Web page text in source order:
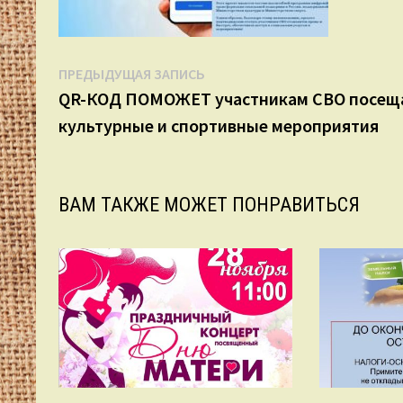
Навигация
по
записям
ПРЕДЫДУЩАЯ ЗАПИСЬ
запись:
QR-КОД ПОМОЖЕТ участникам СВО
культурные и спортивные мероприятия
ВАМ ТАКЖЕ МОЖЕТ ПОНРАВИТЬСЯ